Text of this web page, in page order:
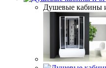
Душевые кабины